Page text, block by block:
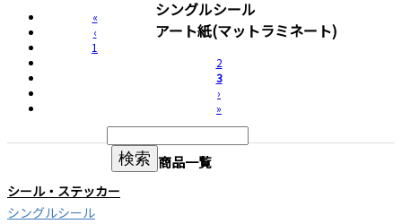
シングルシール
アート紙(マットラミネート)
«
‹
1
2
3
›
»
検索 商品一覧
シール・ステッカー
シングルシール